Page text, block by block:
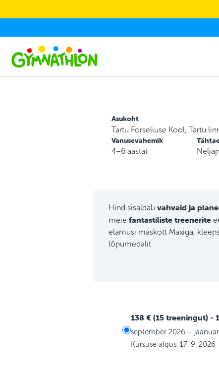
Asukoht
Tartu Forseliuse Kool, Tartu
Vanusevahemik
4–6 aastat
Hind sisaldab vahvaid ja
meie fantastiliste treenerite
elamusi maskott Maxiga,
lõpumedalit
138 € (15 treeningut) -
september 2026 –
Kursuse algus: 17. 9. 2026